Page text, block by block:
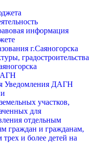
информация
г.Саяногорска
градостроительства
Уведомления ДАГН
участков,
для
отдельным
граждан и гражданам,
и более детей на